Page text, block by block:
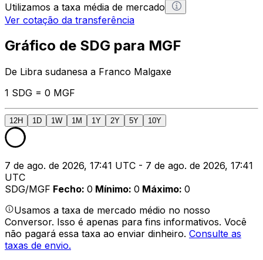
Utilizamos a taxa média de mercado
Ver cotação da transferência
Gráfico de SDG para MGF
De Libra sudanesa a Franco Malgaxe
1 SDG = 0 MGF
12H 1D 1W 1M 1Y 2Y 5Y 10Y
7 de ago. de 2026, 17:41 UTC - 7 de ago. de 2026, 17:41
UTC
SDG/MGF Fecho: 0 Mínimo: 0 Máximo: 0
Usamos a taxa de mercado médio no nosso
Conversor. Isso é apenas para fins informativos. Você
não pagará essa taxa ao enviar dinheiro. Consulte as
taxas de envio.